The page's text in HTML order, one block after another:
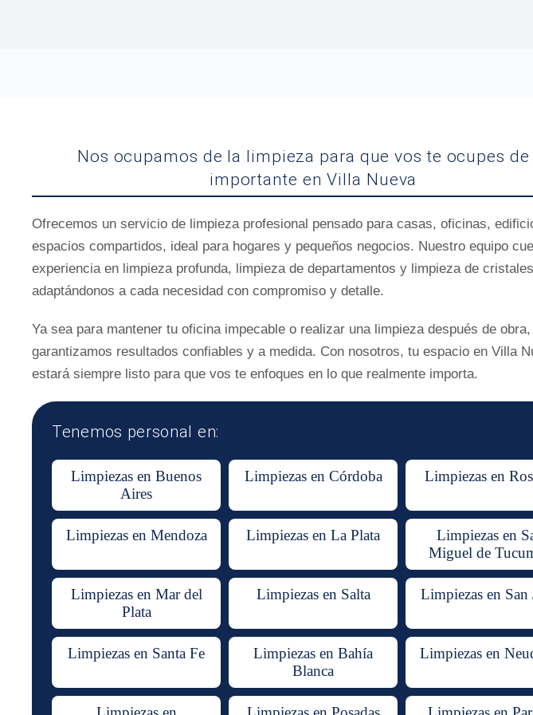
Nos ocupamos de la limpieza para que vos te ocupes de
importante en Villa Nueva
Ofrecemos un servicio de limpieza profesional pensado para casas, oficinas,
espacios compartidos, ideal para hogares y pequeños negocios. Nuestro equipo
experiencia en limpieza profunda, limpieza de departamentos y limpieza de
adaptándonos a cada necesidad con compromiso y detalle.
Ya sea para mantener tu oficina impecable o realizar una limpieza después de obra,
garantizamos resultados confiables y a medida. Con nosotros, tu espacio en Villa
estará siempre listo para que vos te enfoques en lo que realmente importa.
Tenemos personal en:
Limpiezas en Buenos
Aires
Limpiezas en Córdoba Limpiezas en
Limpiezas en Mendoza Limpiezas en La Plata
Limpiezas en
Miguel de
Limpiezas en Mar del
Plata
Limpiezas en Salta Limpiezas en San
Limpiezas en Santa Fe
Limpiezas en Bahía
Blanca
Limpiezas en